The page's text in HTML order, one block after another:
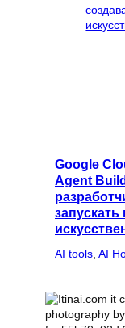
Google
Agent
AI tools AI